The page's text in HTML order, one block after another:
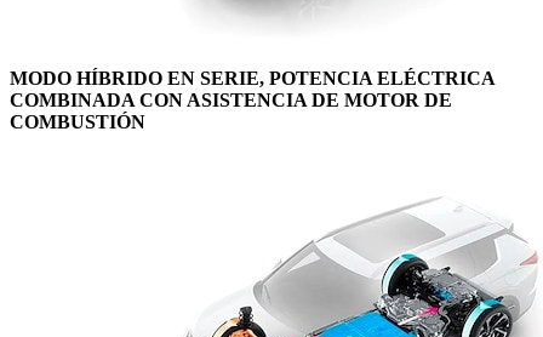
MODO HÍBRIDO EN SERIE, POTENCIA ELÉCTRICA
COMBINADA CON ASISTENCIA DE MOTOR DE
COMBUSTIÓN